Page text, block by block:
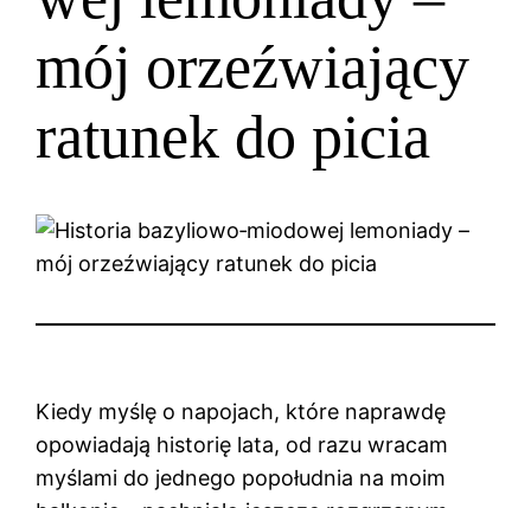
mój orzeźwiający
ratunek do picia
Kiedy myślę o napojach, które naprawdę
opowiadają historię lata, od razu wracam
myślami do jednego popołudnia na moim